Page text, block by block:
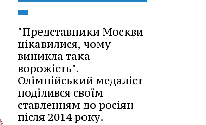
"Представники Москви
цікавилися, чому
виникла така
ворожість".
Олімпійський медаліст
поділився своїм
ставленням до росіян
після 2014 року.